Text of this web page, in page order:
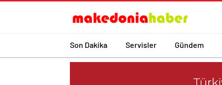
Son Dakika Servisler Gündem